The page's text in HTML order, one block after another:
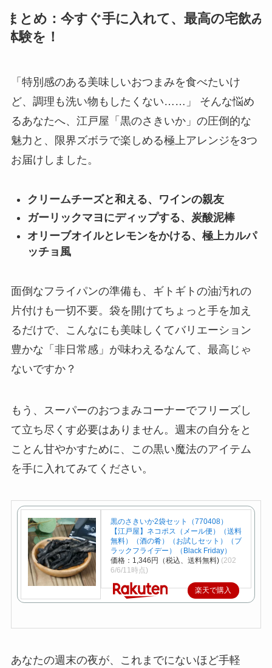
まとめ：今すぐ手に入れて、最高の宅飲み
体験を！
「特別感のある美味しいおつまみを食べたいけ
ど、調理も洗い物もしたくない……」 そんな悩め
るあなたへ、江戸屋「黒のさきいか」の圧倒的な
魅力と、限界ズボラで楽しめる極上アレンジを3つ
お届けしました。
クリームチーズと和える、ワインの親友
ガーリックマヨにディップする、炭酸泥棒
オリーブオイルとレモンをかける、極上カルパ
ッチョ風
面倒なフライパンの準備も、ギトギトの油汚れの
片付けも一切不要。袋を開けてちょっと手を加え
るだけで、こんなにも美味しくてバリエーション
豊かな「非日常感」が味わえるなんて、最高じゃ
ないですか？
もう、スーパーのおつまみコーナーでフリーズし
て立ち尽くす必要はありません。週末の自分をと
ことん甘やかすために、この黒い魔法のアイテム
を手に入れてみてください。
黒のさきいか2袋セット（770408）
【江戸屋】ネコポス（メール便）（送料
無料）（酒の肴）（お試しセット）（ブ
ラックフライデー）（Black Friday）
価格：1,346円（税込、送料無料) (202
6/6/11時点)
楽天で購入
あなたの週末の夜が、これまでにないほど手軽